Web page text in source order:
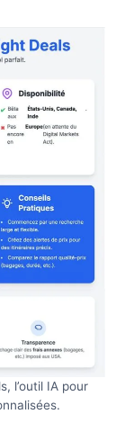
l’outil IA pour